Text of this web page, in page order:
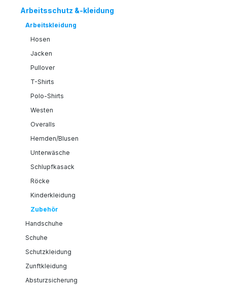
Arbeitsschutz &-kleidung
Arbeitskleidung
Hosen
Jacken
Pullover
T-Shirts
Polo-Shirts
Westen
Overalls
Hemden/Blusen
Unterwäsche
Schlupfkasack
Röcke
Kinderkleidung
Zubehör
Handschuhe
Schuhe
Schutzkleidung
Zunftkleidung
Absturzsicherung